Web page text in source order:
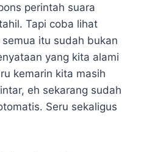
perintah suara
Tapi coba lihat
itu sudah bukan
yang kita alami
kemarin kita masih
eh sekarang sudah
Seru sekaligus